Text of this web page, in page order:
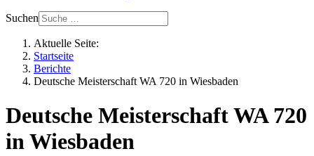
Suchen
Aktuelle Seite:
Startseite
Berichte
Deutsche Meisterschaft WA 720 in Wiesbaden
Deutsche Meisterschaft WA 720
in Wiesbaden